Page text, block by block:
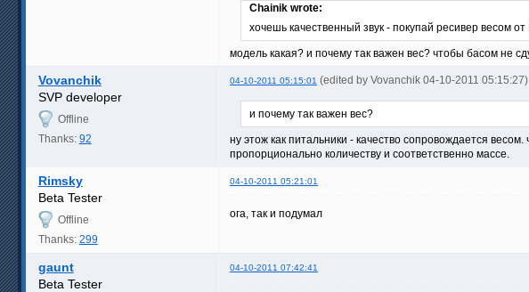
Chainik wrote:
хочешь качественный звук - покупай ресивер весом от
модель какая? и почему так важен вес? чтобы басом не
Vovanchik 04-10-2011 05:15:01 (edited by Vovanchik 04-10-2011 05:15:27)
SVP developer
Offline
Thanks: 92
и почему так важен вес?
ну этож как питальники - качество сопровождается
пропорционально количеству и соответственно массе.
Rimsky 04-10-2011 05:21:01
Beta Tester
Offline
Thanks: 299
ога, так и подумал
gaunt 04-10-2011 07:42:41
Beta Tester